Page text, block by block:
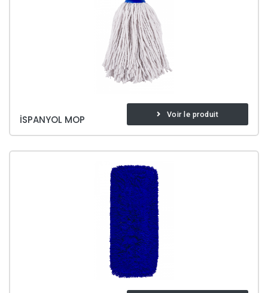
İSPANYOL MOP Voir le produit